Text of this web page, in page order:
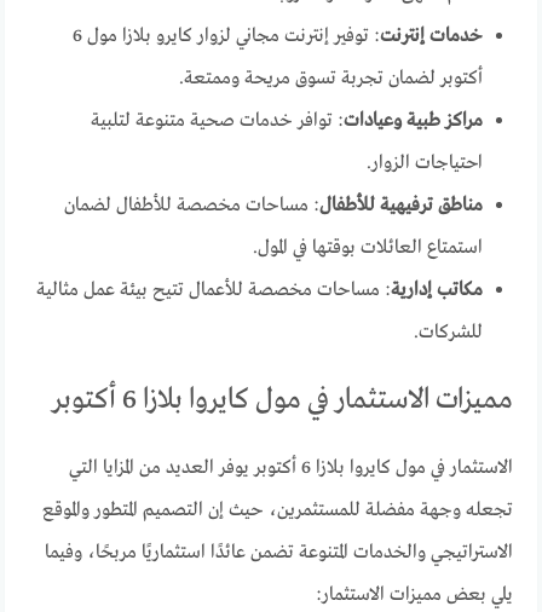
خدمات إنترنت
: توفير إنترنت مجاني لزوار كايرو بلازا مول 6
أكتوبر لضمان تجربة تسوق مريحة وممتعة.
مراكز طبية وعيادات: توافر خدمات صحية متنوعة لتلبية
احتياجات الزوار.
مناطق ترفيهية للأطفال: مساحات مخصصة للأطفال لضمان
استمتاع العائلات بوقتها في المول.
مكاتب إدارية: مساحات مخصصة للأعمال تتيح بيئة عمل مثالية
للشركات.
مميزات الاستثمار في مول كايروا بلازا 6 أكتوبر
الاستثمار في مول كايروا بلازا 6 أكتوبر يوفر العديد من المزايا التي
تجعله وجهة مفضلة للمستثمرين، حيث إن التصميم المتطور والموقع
الاستراتيجي والخدمات المتنوعة تضمن عائدًا استثماريًا مربحًا، وفيما
يلي بعض مميزات الاستثمار: